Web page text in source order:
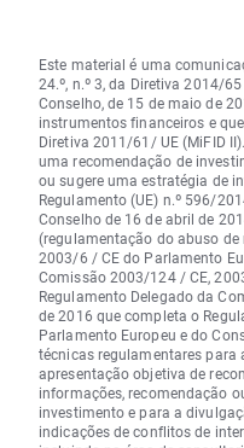
Este material é uma
24.º, n.º 3, da Diretiva 2014/
Conselho, de 15 de maio de
instrumentos financeiros e
Diretiva 2011/61/ UE (MiFID
uma recomendação de
ou sugere uma estratégia de
Regulamento (UE) n.º 596/
Conselho de 16 de abril de
(regulamentação do abuso
2003/6 / CE do Parlamento
Comissão 2003/124 / CE,
Regulamento Delegado da
de 2016 que completa o
Parlamento Europeu e do
técnicas regulamentares para
apresentação objetiva de
informações, recomendação
investimento e para a
indicações de conflitos de